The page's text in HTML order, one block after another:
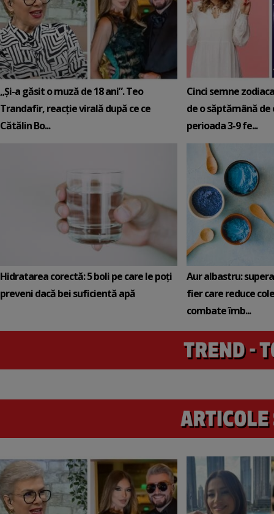
„Și-a găsit o muză de 18 ani”. Teo
Trandafir, reacție virală după ce ce
Cătălin Bo...
Cinci semne
de o săptămână de
perioada 3-9 fe...
Hidratarea corectă: 5 boli pe care le poți
preveni dacă bei suficientă apă
Aur albastru:
fier care reduce
combate îmb...